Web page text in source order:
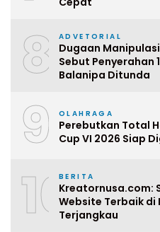
8 ADVETORIAL
Dugaan
Sebut Penyerahan
Balanipa Ditunda
9 OLAHRAGA
Perebutkan Total
Cup VI 2026 Siap
10BERITA
Kreatornusa.com:
Website Terbaik di
Terjangkau